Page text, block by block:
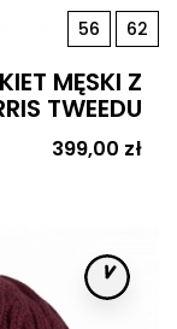
56 62
MĘSKI Z
TWEEDU
Cena
399,00 zł